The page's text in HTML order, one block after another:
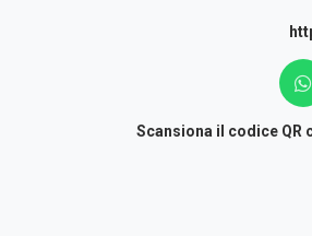
Scansiona il codice QR